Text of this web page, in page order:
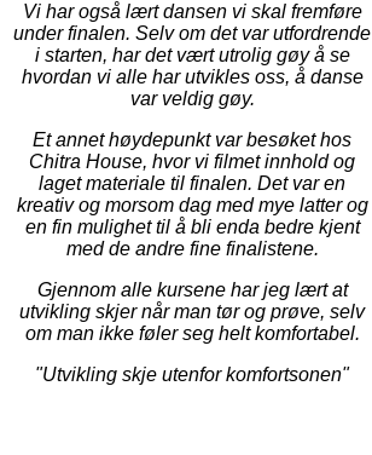
Vi har også lært dansen vi skal fremføre
under finalen. Selv om det var utfordrende
i starten, har det vært utrolig gøy å se
hvordan vi alle har utvikles oss, å danse
var veldig gøy.
Et annet høydepunkt var besøket hos
Chitra House, hvor vi filmet innhold og
laget materiale til finalen. Det var en
kreativ og morsom dag med mye latter og
en fin mulighet til å bli enda bedre kjent
med de andre fine finalistene.
Gjennom alle kursene har jeg lært at
utvikling skjer når man tør og prøve, selv
om man ikke føler seg helt komfortabel.
"Utvikling skje utenfor komfortsonen"